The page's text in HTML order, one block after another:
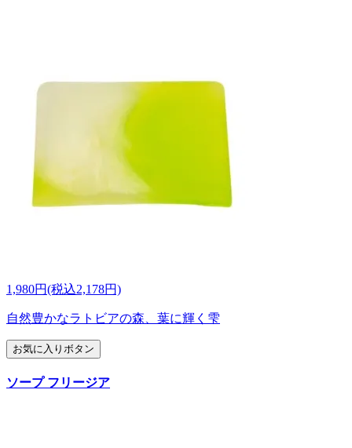
1,980円(税込2,178円)
自然豊かなラトビアの森、葉に輝く雫
お気に入りボタン
ソープ フリージア